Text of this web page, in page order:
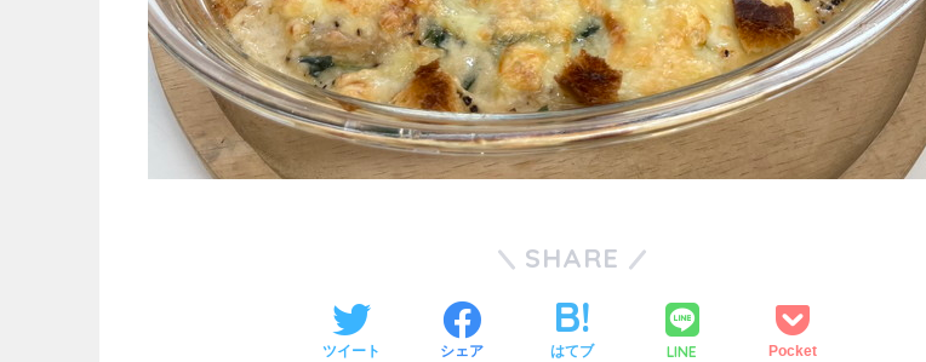
SHARE
ツイート シェア はてブ LINE Pocket